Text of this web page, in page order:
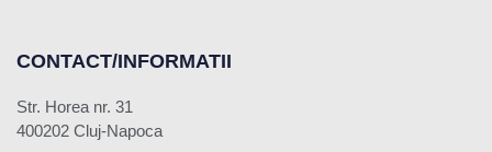
CONTACT/INFORMATII
Str. Horea nr. 31
400202 Cluj-Napoca